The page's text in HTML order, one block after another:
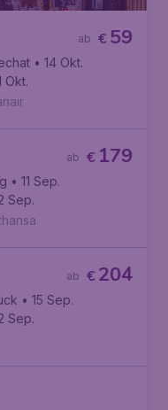
€59
ab
• 14 Okt.
Okt.
€ 179
ab
• 11 Sep.
Sep.
€204
ab
• 15 Sep.
Sep.